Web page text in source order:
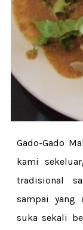
Gado-Gado
kami
tradisional
sampai yang
suka sekali